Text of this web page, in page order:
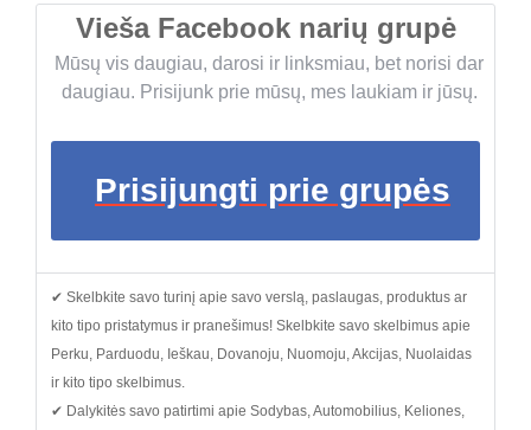
Vieša Facebook narių grupė
Mūsų vis daugiau, darosi ir linksmiau, bet norisi dar
daugiau. Prisijunk prie mūsų, mes laukiam ir jūsų.
Prisijungti prie grupės
✔ Skelbkite savo turinį apie savo verslą, paslaugas, produktus ar
kito tipo pristatymus ir pranešimus! Skelbkite savo skelbimus apie
Perku, Parduodu, Ieškau, Dovanoju, Nuomoju, Akcijas, Nuolaidas
ir kito tipo skelbimus.
✔ Dalykitės savo patirtimi apie Sodybas, Automobilius, Keliones,